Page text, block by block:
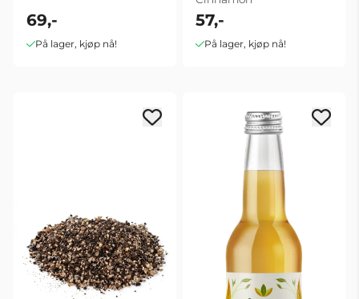
69,-
På lager, kjøp nå!
57,-
På lager, kjøp nå!